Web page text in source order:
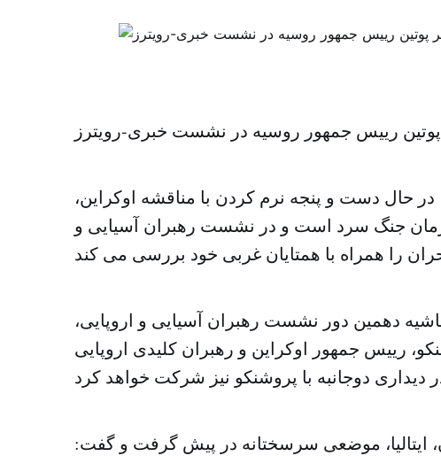
پوتین رییس جمهور روسیه در نشست خبری-رویترز
در حال دست و پنجه نرم کردن با مناقشه اوکراین،
جنگ سرد است و در نشست رهبران آسیایی و
۱۶ اکتبر، در حاشیه دهمین دور نشست رهبران آسیایی و اروپایی،
رییس جمهور اوکراین و رهبران کلیدی اروپایی
ایتالیا، موضعی سرسختانه در پیش گرفت و گفت: